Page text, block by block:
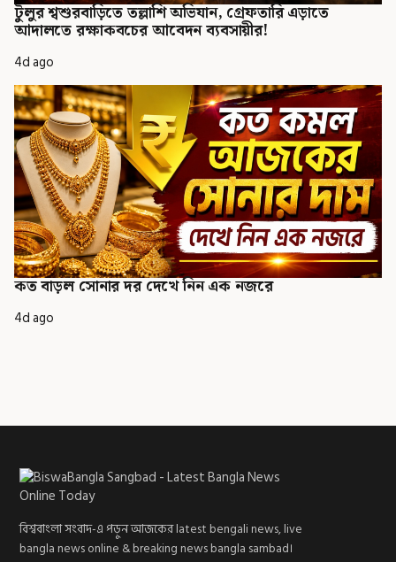
টুলুর শ্বশুরবাড়িতে তল্লাশি অভিযান, গ্রেফতারি এড়াতে
আদালতে রক্ষাকবচের আবেদন ব্যবসায়ীর!
4d ago
কত বাড়ল সোনার দর দেখে নিন এক নজরে
4d ago
বিশ্ববাংলা সংবাদ-এ পড়ুন আজকের latest bengali news, live
bangla news online & breaking news bangla sambad।